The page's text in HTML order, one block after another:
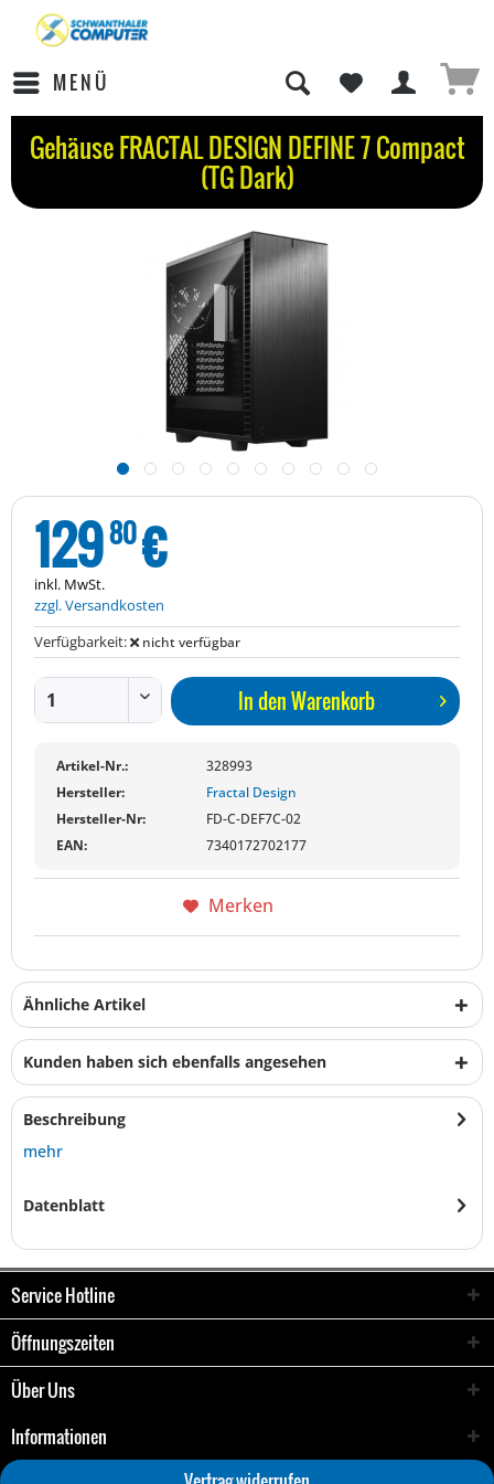
MENÜ
Gehäuse FRACTAL DESIGN DEFINE 7 Compact
(TG Dark)
12980€
inkl. MwSt.
zzgl. Versandkosten
Verfügbarkeit:
nicht verfügbar
In denWarenkorb
Artikel-Nr.:
328993
Hersteller:
Fractal Design
Hersteller-Nr:
FD-C-DEF7C-02
EAN:
7340172702177
Merken
Ähnliche Artikel
Kunden haben sich ebenfalls angesehen
Beschreibung
mehr
Datenblatt
Service Hotline
Öffnungszeiten
Über Uns
Informationen